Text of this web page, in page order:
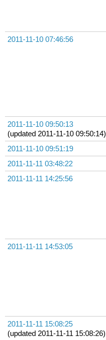
2011-11-10 07:46:56
2011-11-10 09:50:13
(updated 2011-11-10 09:50:14)
2011-11-10 09:51:19
2011-11-11 03:48:22
2011-11-11 14:25:56
2011-11-11 14:53:05
2011-11-11 15:08:25
(updated 2011-11-11 15:08:26)